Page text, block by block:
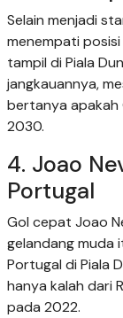
Selain menjadi
menempati
tampil di Piala
jangkauannya,
bertanya apakah
2030.
4. Joao
Portugal
Gol cepat Joao
gelandang muda
Portugal di Piala
hanya kalah dari
pada 2022.